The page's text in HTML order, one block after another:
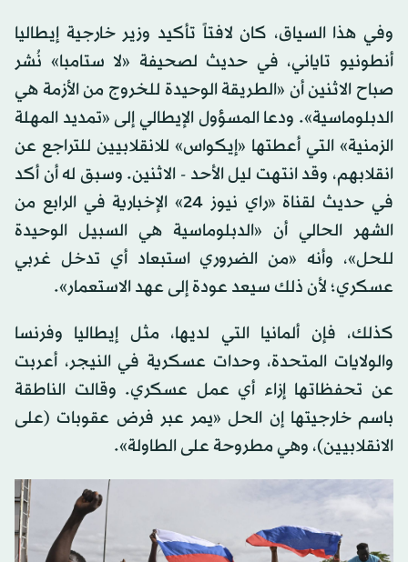
وفي هذا السياق، كان لافتاً تأكيد وزير خارجية إيطاليا
أنطونيو تاياني، في حديث لصحيفة «لا ستامبا» نُشر
صباح الاثنين أن «الطريقة الوحيدة للخروج من الأزمة هي
الدبلوماسية». ودعا المسؤول الإيطالي إلى «تمديد المهلة
الزمنية» التي أعطتها «إيكواس» للانقلابيين للتراجع عن
انقلابهم، وقد انتهت ليل الأحد - الاثنين. وسبق له أن أكد
في حديث لقناة «راي نيوز 24» الإخبارية في الرابع من
الشهر الحالي أن «الدبلوماسية هي السبيل الوحيدة
للحل»، وأنه «من الضروري استبعاد أي تدخل غربي
عسكري؛ لأن ذلك سيعد عودة إلى عهد الاستعمار».
كذلك، فإن ألمانيا التي لديها، مثل إيطاليا وفرنسا
والولايات المتحدة، وحدات عسكرية في النيجر، أعربت
عن تحفظاتها إزاء أي عمل عسكري. وقالت الناطقة
باسم خارجيتها إن الحل «يمر عبر فرض عقوبات (على
الانقلابيين)، وهي مطروحة على الطاولة».